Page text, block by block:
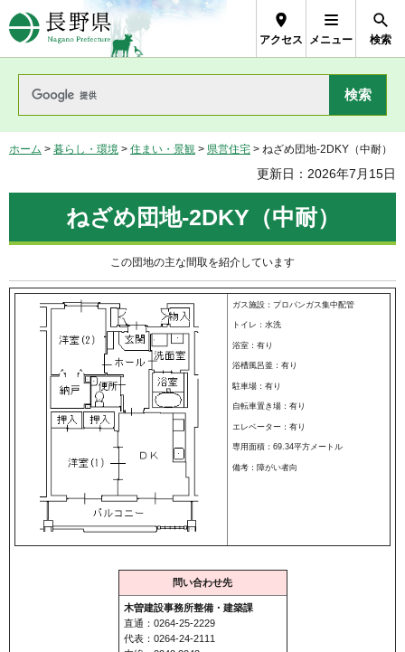
長野県Nagano Prefecture
アクセス メニュー 検索
ホーム > 暮らし・環境 > 住まい・景観 > 県営住宅 > ねざめ団地-2DKY（中耐）
更新日：2026年7月15日
ねざめ団地-2DKY（中耐）
この団地の主な間取を紹介しています
ガス施設：プロパンガス集中配管
トイレ：水洗
浴室：有り
浴槽風呂釜：有り
駐車場：有り
自転車置き場：有り
エレベーター：有り
専用面積：69.34平方メートル
備考：障がい者向
問い合わせ先
木曽建設事務所整備・建築課
直通：0264-25-2229
代表：0264-24-2111